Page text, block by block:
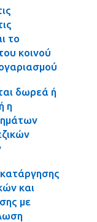
το
κοινού
δωρεά ή
η
και
με